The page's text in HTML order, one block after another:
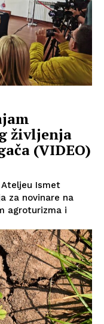
življenja
(VIDEO)
Ismet
za novinare na
agroturizma i